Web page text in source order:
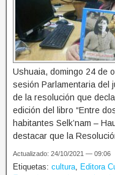
Ushuaia, domingo 24 de
sesión Parlamentaria del
de la resolución que
edición del libro “Entre
habitantes Selk’nam –
destacar que la
Actualizado: 24/10/2021 — 09:06
Etiquetas: cultura Editora